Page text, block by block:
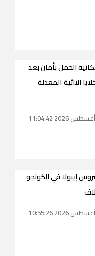
الحمل بأمان بعد
التائية المعدلة
إيبولا في الكونجو